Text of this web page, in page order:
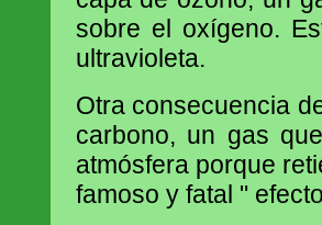
sobre el oxígeno.
ultravioleta.
Otra consecuencia
carbono, un gas
atmósfera porque
famoso y fatal "